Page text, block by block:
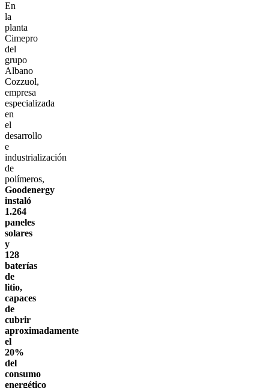
En
la
planta
Cimepro
del
grupo
Albano
Cozzuol,
empresa
especializada
en
el
desarrollo
e
industrialización
de
polímeros,
Goodenergy
instaló
1.264
paneles
solares
y
128
baterías
de
litio,
capaces
de
cubrir
aproximadamente
el
20%
del
consumo
energético